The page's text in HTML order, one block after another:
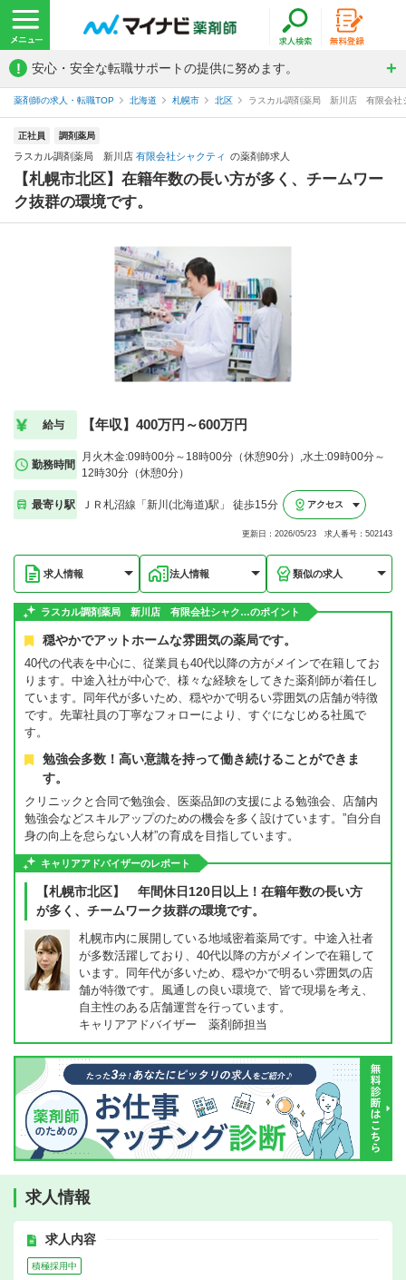
! 安心・安全な転職サポートの提供に努めます。
薬剤師の求人・転職TOP 北海道 札幌市 北区 ラスカル調剤薬局 新川店 有限会社
正社員 調剤薬局
ラスカル調剤薬局 新川店 有限会社シャクティ の薬剤師求人
【札幌市北区】在籍年数の長い方が多く、チームワー
ク抜群の環境です。
給与 【年収】400万円～600万円
勤務時間
月火木金:09時00分～18時00分（休憩90分）,水土:09時00分～
12時30分（休憩0分）
最寄り駅 ＪＲ札沼線「新川(北海道)駅」 徒歩15分 アクセス
更新日：2026/05/23 求人番号：502143
求人情報 法人情報 類似の求人
ラスカル調剤薬局 新川店 有限会社シャク…のポイント
穏やかでアットホームな雰囲気の薬局です。
40代の代表を中心に、従業員も40代以降の方がメインで在籍してお
ります。中途入社が中心で、様々な経験をしてきた薬剤師が着任し
ています。同年代が多いため、穏やかで明るい雰囲気の店舗が特徴
です。先輩社員の丁寧なフォローにより、すぐになじめる社風で
す。
勉強会多数！高い意識を持って働き続けることができま
す。
クリニックと合同で勉強会、医薬品卸の支援による勉強会、店舗内
勉強会などスキルアップのための機会を多く設けています。”自分自
身の向上を怠らない人材”の育成を目指しています。
キャリアアドバイザーのレポート
【札幌市北区】 年間休日120日以上！在籍年数の長い方
が多く、チームワーク抜群の環境です。
札幌市内に展開している地域密着薬局です。中途入社者
が多数活躍しており、40代以降の方がメインで在籍して
います。同年代が多いため、穏やかで明るい雰囲気の店
舗が特徴です。風通しの良い環境で、皆で現場を考え、
自主性のある店舗運営を行っています。
キャリアアドバイザー 薬剤師担当
求人情報
求人内容
積極採用中